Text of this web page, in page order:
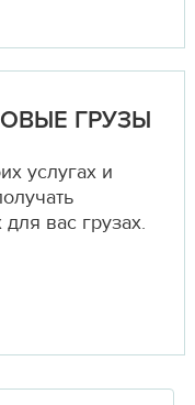
ГРУЗЫ
услугах и
вас грузах.